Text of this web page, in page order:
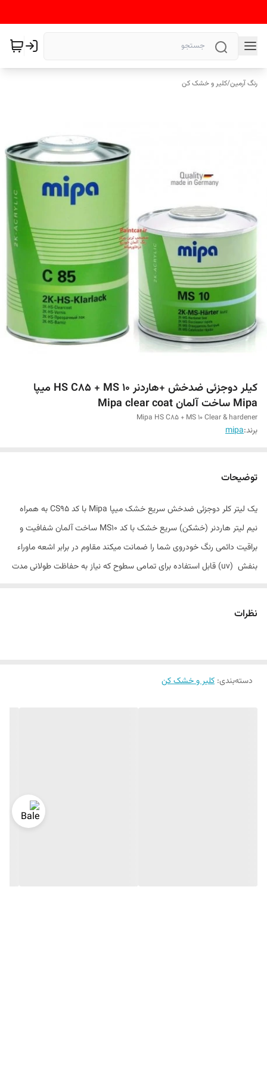
رنگ آرمین/کلیر و خشک کن
کیلر دوجزئی ضدخش +هاردنر HS C85 + MS 10 میپا
Mipa ساخت آلمان Mipa clear coat
Mipa HS C85 + MS 10 Clear & hardener
برند:mipa
توضیحات
یک لیتر کلر دوجزئی ضدخش سریع خشک میپا Mipa با کد CS95 به همراه
نیم لیتر هاردنر (خشکن) سریع خشک با کد MS10 ساخت آلمان شفافیت و
براقیت دائمی رنگ خودروی شما را ضمانت میکند مقاوم در برابر اشعه ماوراء
بنفش (uv) قابل استفاده برای تمامی سطوح که نیاز به حفاظت طولانی مدت
نظرات
دسته‌بندی: کلیر و خشک کن